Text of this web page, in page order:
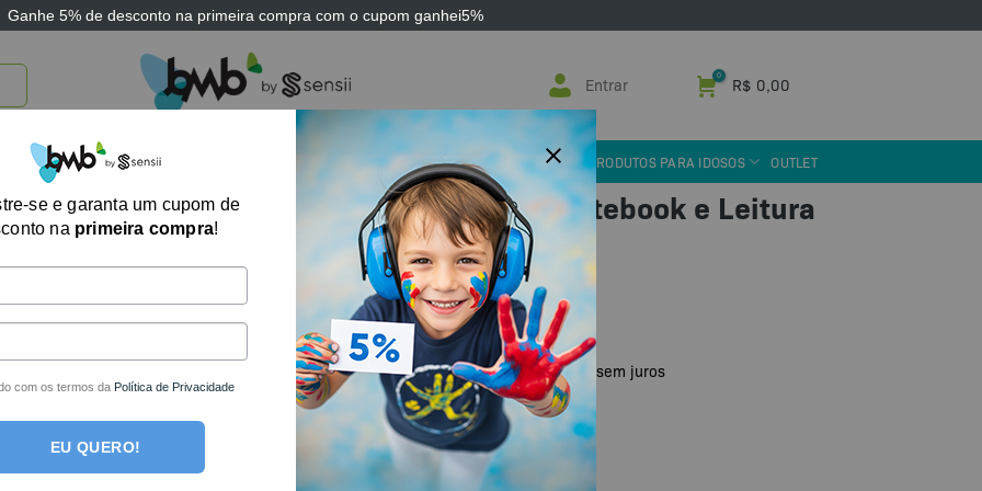
Ganhe 5% de desconto na primeira compra com o cupom ganhei5%
Entrar R$ 0,00
BRINQUEDOS E JOGOS ARK THERAPEUTIC SENSII TECNOLOGIA ASSISTIVA PRODUTOS PARA IDOSOS OUTLET
Almofada Apoio para Notebook e Leitura
Sensii
R$370,41 no boleto ou PIX
R$389,90 em até6x deR$64,98 sem juros
Fora de estoque
se e garanta um cupom de
na primeira compra!
com os termos da Política de Privacidade
EU QUERO!